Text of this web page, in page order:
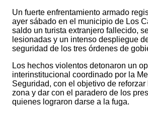
Un fuerte enfrentamiento armado
ayer sábado en el municipio de Los
saldo un turista extranjero fallecido,
lesionadas y un intenso despliegue
seguridad de los tres órdenes de
Los hechos violentos detonaron un
interinstitucional coordinado por la
Seguridad, con el objetivo de
zona y dar con el paradero de los
quienes lograron darse a la fuga.